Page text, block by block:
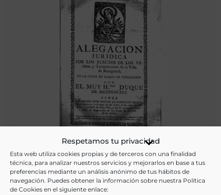
Respetamos tu privacidad
Esta web utiliza cookies propias y de terceros con una finalidad
técnica, para analizar nuestros servicios y mejorarlos en base a tus
preferencias mediante un análisis anónimo de tus hábitos de
navegación. Puedes obtener la información sobre nuestra Política
de Cookies en el siguiente enlace:
Alegacion juridica por los electos de los vecinos y
grado de suplicacion con el … Duque de Medinaceli : sobre
pretender este inovar la particion de frutos de las tierras, y
el pago de los censos de las casas del termino, y poblado
de dicha villa …
Valencia - 1770